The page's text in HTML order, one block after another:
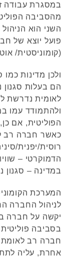
במסגרת עבודה זו
מהסביבה
השני הוא
פועל יוצא של
(קומוניסטית/
ולכן מדינות כמו
הם בעלות סגנון
לאומית נדרשת
ולהתמודד עמו
הפוליטית, אם
כאשר חברה רב
רוסית/יפנית/
הדמוקרטי –
במדינה – סגנון
המערכת
לניהול החברה
יקשה על חברה
בסביבה פוליטית
חברה רב לאומת
אחרת, עליה